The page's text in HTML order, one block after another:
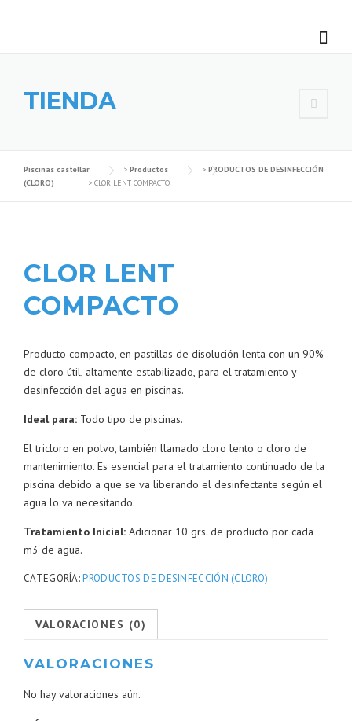
TIENDA
Piscinas castellar > Productos > PRODUCTOS DE DESINFECCIÓN
(CLORO)
> CLOR LENT COMPACTO
CLOR LENT
COMPACTO
Producto compacto, en pastillas de disolución lenta con un 90%
de cloro útil, altamente estabilizado, para el tratamiento y
desinfección del agua en piscinas.
Ideal para: Todo tipo de piscinas.
El tricloro en polvo, también llamado cloro lento o cloro de
mantenimiento. Es esencial para el tratamiento continuado de la
piscina debido a que se va liberando el desinfectante según el
agua lo va necesitando.
Tratamiento Inicial: Adicionar 10 grs. de producto por cada
m3 de agua.
CATEGORÍA:PRODUCTOS DE DESINFECCIÓN (CLORO)
VALORACIONES (0)
VALORACIONES
No hay valoraciones aún.